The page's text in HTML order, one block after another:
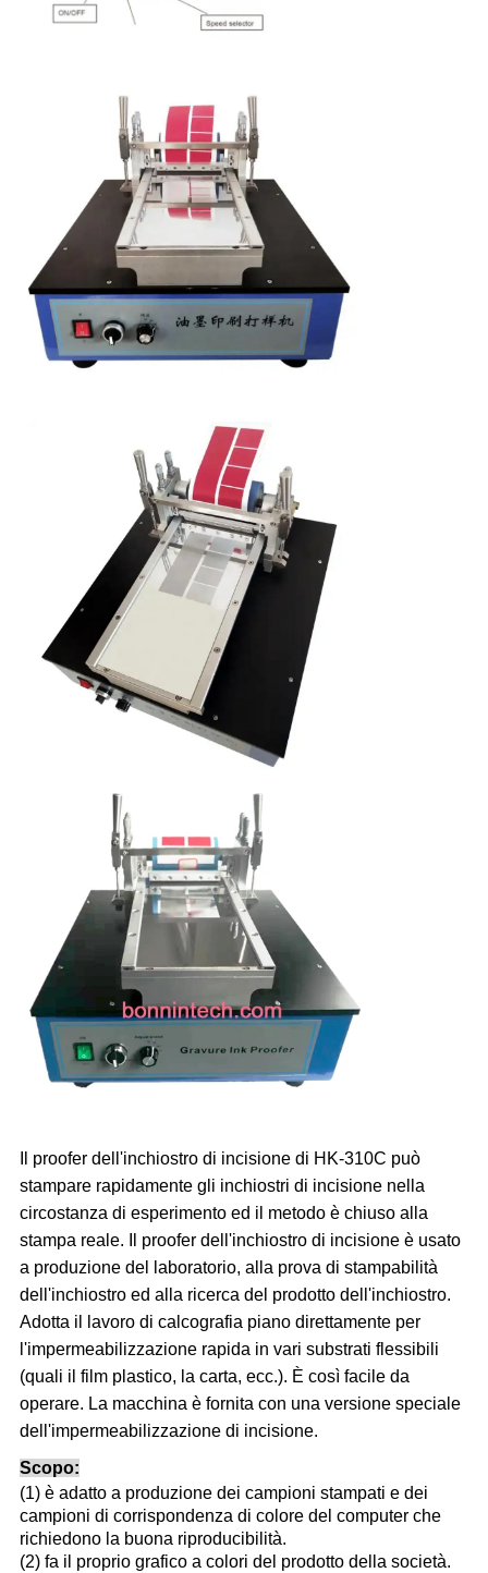
Il proofer dell'inchiostro di incisione di HK-310C può
stampare rapidamente gli inchiostri di incisione nella
circostanza di esperimento ed il metodo è chiuso alla
stampa reale. Il proofer dell'inchiostro di incisione è usato
a produzione del laboratorio, alla prova di stampabilità
dell'inchiostro ed alla ricerca del prodotto dell'inchiostro.
Adotta il lavoro di calcografia piano direttamente per
l'impermeabilizzazione rapida in vari substrati flessibili
(quali il film plastico, la carta, ecc.). È così facile da
operare. La macchina è fornita con una versione speciale
dell'impermeabilizzazione di incisione.
Scopo:
(1) è adatto a produzione dei campioni stampati e dei
campioni di corrispondenza di colore del computer che
richiedono la buona riproducibilità.
(2) fa il proprio grafico a colori del prodotto della società.